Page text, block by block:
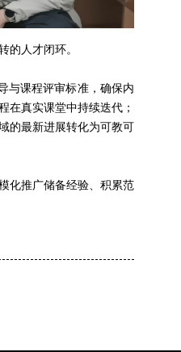
的人才闭环。
与课程评审标准，确保内
在真实课堂中持续迭代；
的最新进展转化为可教可
化推广储备经验、积累范